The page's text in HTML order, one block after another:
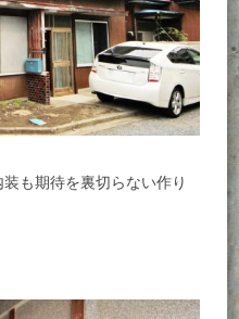
も期待を裏切らない作り